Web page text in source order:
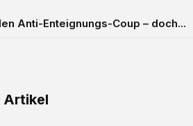
Anti-Enteignungs-Coup – doch...
Artikel